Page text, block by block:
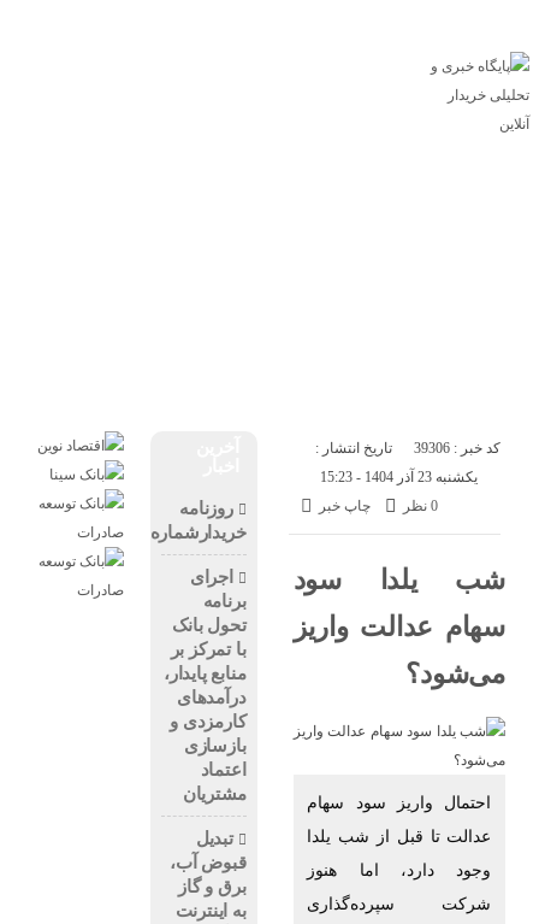
کد خبر : 39306
تاریخ انتشار :
یکشنبه 23 آذر 1404 - 15:23
چاپ خبر
0 نظر
شب یلدا سود
سهام عدالت واریز
می‌شود؟
احتمال واریز سود سهام
عدالت تا قبل از شب یلدا
وجود دارد، اما هنوز
شرکت سپرده‌گذاری
روزنامه
خریدارشماره2203
اجرای
برنامه
تحول بانک
با تمرکز بر
منابع پایدار،
درآمدهای
کارمزدی و
بازسازی
اعتماد
مشتریان
تبدیل
قبوض آب،
برق و گاز
به اینترنت